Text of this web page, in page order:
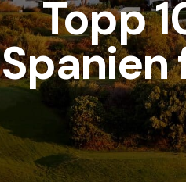
Topp
Spanien